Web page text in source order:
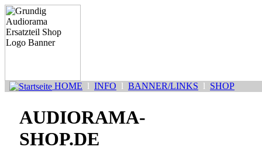
HOME l INFO l BANNER/LINKS l SHOP
AUDIORAMA-
SHOP.DE